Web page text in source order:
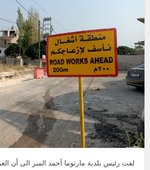
لفت رئيس بلدية مارتوما أحمد المير الى أن